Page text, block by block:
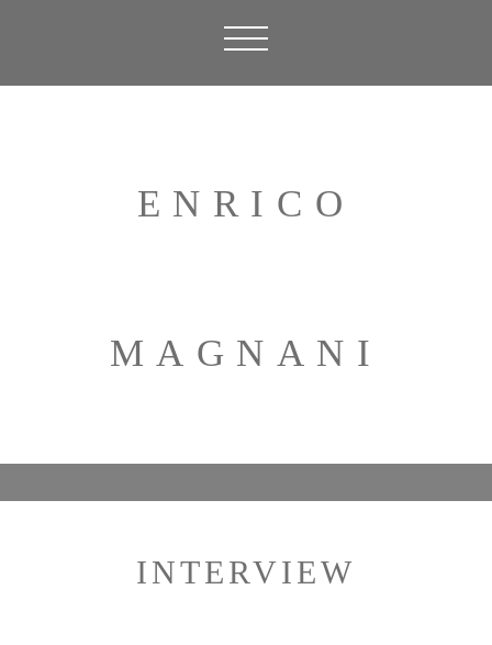
ENRICO
MAGNANI
INTERVIEW